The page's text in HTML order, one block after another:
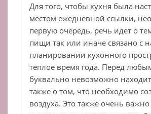
Для того, чтобы кухня была
местом ежедневной ссылки,
первую очередь, речь идет о
пищи так или иначе связано с
планировании кухонного
теплое время года. Перед
буквально невозможно
также о том, что необходимо
воздуха. Это также очень